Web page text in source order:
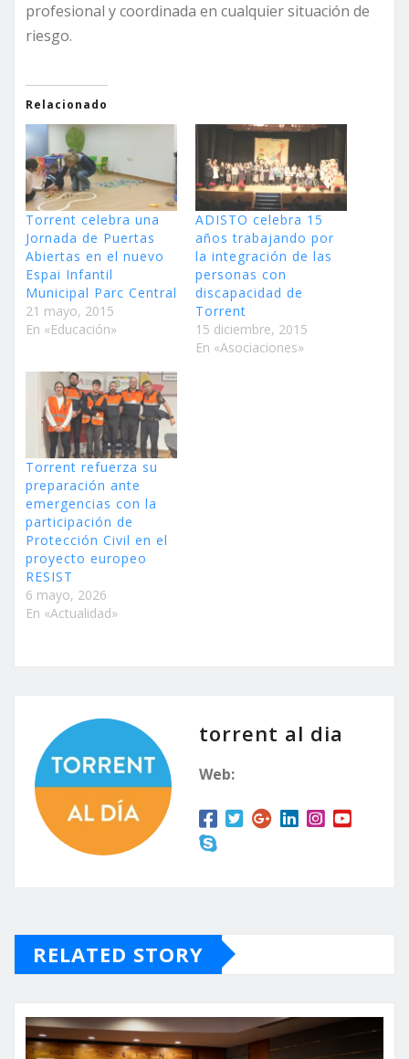
profesional y coordinada en cualquier situación de
riesgo.
Relacionado
Torrent celebra una
Jornada de Puertas
Abiertas en el nuevo
Espai Infantil
Municipal Parc Central
21 mayo, 2015
En «Educación»
ADISTO celebra 15
años trabajando por
la integración de las
personas con
discapacidad de
Torrent
15 diciembre, 2015
En «Asociaciones»
Torrent refuerza su
preparación ante
emergencias con la
participación de
Protección Civil en el
proyecto europeo
RESIST
6 mayo, 2026
En «Actualidad»
torrent al dia
Web:
RELATED STORY